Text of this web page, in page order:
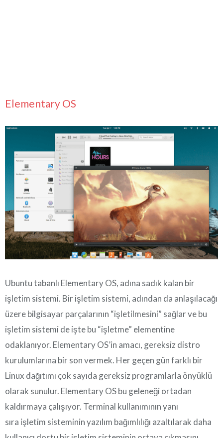
Elementary OS
Ubuntu tabanlı Elementary OS, adına sadık kalan bir
işletim sistemi. Bir işletim sistemi, adından da anlaşılacağı
üzere bilgisayar parçalarının “işletilmesini” sağlar ve bu
işletim sistemi de işte bu “işletme” elementine
odaklanıyor. Elementary OS’in amacı, gereksiz distro
kurulumlarına bir son vermek. Her geçen gün farklı bir
Linux dağıtımı çok sayıda gereksiz programlarla önyüklü
olarak sunulur. Elementary OS bu geleneği ortadan
kaldırmaya çalışıyor. Terminal kullanımının yanı
sıra işletim sisteminin yazılım bağımlılığı azaltılarak daha